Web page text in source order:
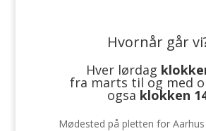
Hvornår går
Hver lørdag
fra marts til og med
ogsa klokken
Mødested på pletten for